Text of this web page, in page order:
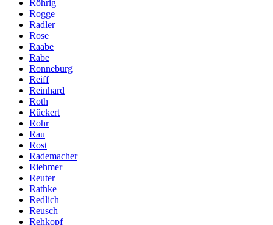
Röhrig
Rogge
Radler
Rose
Raabe
Rabe
Ronneburg
Reiff
Reinhard
Roth
Rückert
Rohr
Rau
Rost
Rademacher
Riehmer
Reuter
Rathke
Redlich
Reusch
Rehkopf